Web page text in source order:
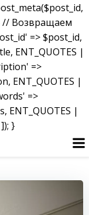
// Возвращаем
=> $post_id,
ENT_QUOTES |
=>
ENT_QUOTES |
=>
ENT_QUOTES |
}